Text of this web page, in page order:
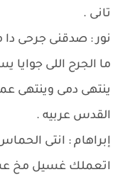
تانى .
نور : صدقنى جرحى
ما الجرح اللى جوايا
ينتهى دمى
القدس عربيه .
إبراهام : انتى
اتعملك غسيل مخ